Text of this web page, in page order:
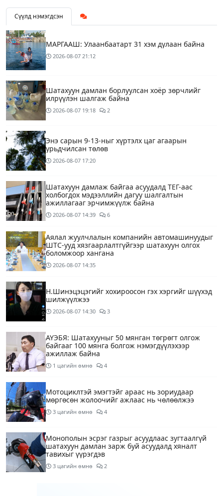
Сүүлд нэмэгдсэн
МАРГААШ: Улаанбаатарт 31 хэм дулаан байна
2026-08-07 21:12
Шатахуун дамлан борлуулсан хоёр зөрчлийг
илрүүлэн шалгаж байна
2026-08-07 19:18 2
Энэ сарын 9-13-ныг хүртэлх цаг агаарын
урьдчилсан төлөв
2026-08-07 17:20
Шатахуун дамлаж байгаа асуудалд ТЕГ-аас
холбогдох мэдээллийн дагуу шалгалтын
ажиллагааг эрчимжүүлж байна
2026-08-07 14:39 6
Аялал жуулчлалын компанийн автомашинуудыг
ШТС-ууд хязгаарлалтгүйгээр шатахуун олгох
боломжоор хангана
2026-08-07 14:35
Н.Шинэцэцэгийг хохироосон гэх хэргийг шүүхэд
шилжүүлжээ
2026-08-07 14:30 3
АҮЭБЯ: Шатахууныг 50 мянган төгрөгт олгож
байгааг 100 мянга болгож нэмэгдүүлэхээр
ажиллаж байна
1 цагийн өмнө 4
Мотоциклтэй эмэгтэйг араас нь зориудаар
мөргөсөн жолоочийг ажлаас нь чөлөөлжээ
3 цагийн өмнө 4
Монополын эсрэг газрыг асуудлаас зугтаалгүй
шатахуун дамлан зарж буй асуудалд хяналт
тавихыг үүрэгдэв
3 цагийн өмнө 2